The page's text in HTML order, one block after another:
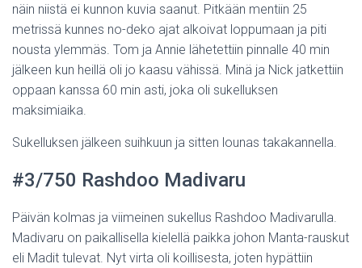
näin niistä ei kunnon kuvia saanut. Pitkään mentiin 25
metrissä kunnes no-deko ajat alkoivat loppumaan ja piti
nousta ylemmäs. Tom ja Annie lähetettiin pinnalle 40 min
jälkeen kun heillä oli jo kaasu vähissä. Minä ja Nick jatkettiin
oppaan kanssa 60 min asti, joka oli sukelluksen
maksimiaika.
Sukelluksen jälkeen suihkuun ja sitten lounas takakannella.
#3/750 Rashdoo Madivaru
Päivän kolmas ja viimeinen sukellus Rashdoo Madivarulla.
Madivaru on paikallisella kielellä paikka johon Manta-rauskut
eli Madit tulevat. Nyt virta oli koillisesta, joten hypättiin